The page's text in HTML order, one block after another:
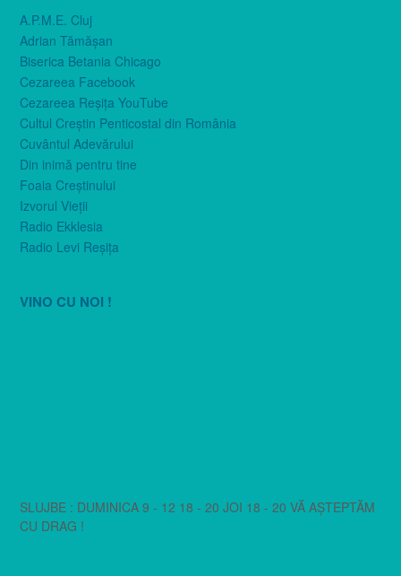
A.P.M.E. Cluj
Adrian Tămăşan
Biserica Betania Chicago
Cezareea Facebook
Cezareea Reşiţa YouTube
Cultul Creştin Penticostal din România
Cuvântul Adevărului
Din inimă pentru tine
Foaia Creştinului
Izvorul Vieţii
Radio Ekklesia
Radio Levi Reşiţa
VINO CU NOI !
SLUJBE : DUMINICA 9 - 12 18 - 20 JOI 18 - 20 VĂ AȘTEPTĂM
CU DRAG !